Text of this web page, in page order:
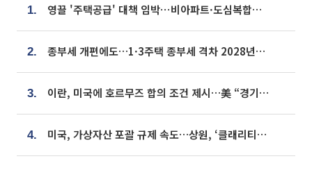
1. 영끌 '주택공급' 대책 임박⋯비아파트·도심복합까지 총동원
2. 종부세 개편에도…1·3주택 종부세 격차 2028년부터 확대
3. 이란, 미국에 호르무즈 합의 조건 제시…美 “경기 아직 안 끝나” [종합]
4. 미국, 가상자산 포괄 규제 속도…상원, ‘클래리티법’ 9월 절차투표 추진